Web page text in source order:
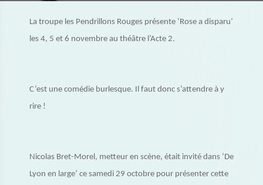
La troupe les Pendrillons Rouges présente ‘Rose a disparu’
les 4, 5 et 6 novembre au théâtre l’Acte 2.
C’est une comédie burlesque. Il faut donc s’attendre à y
rire !
Nicolas Bret-Morel, metteur en scène, était invité dans ‘De
Lyon en large’ ce samedi 29 octobre pour présenter cette